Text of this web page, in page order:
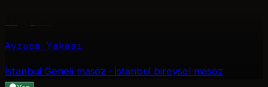
Avrupa Yakası
İstanbul Genelimasöz · İstanbul bireysel masöz